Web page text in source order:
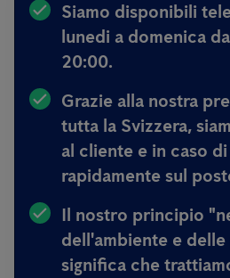
Siamo disponibili
lunedi a domenica
20:00.
Grazie alla nostra
tutta la Svizzera,
al cliente e in caso
rapidamente sul
Il nostro principio
dell'ambiente e
significa che